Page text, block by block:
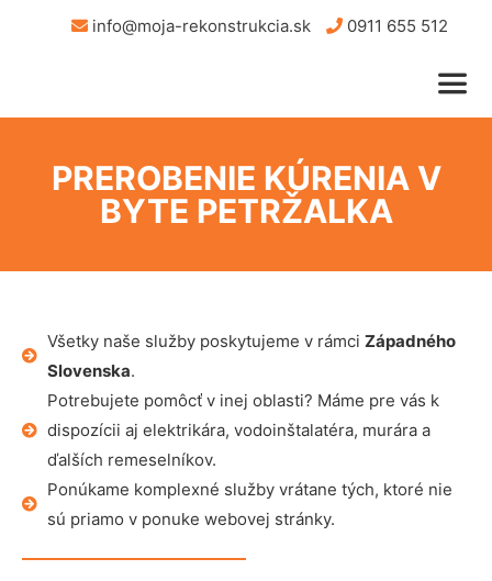
info@moja-rekonstrukcia.sk 0911 655 512
PREROBENIE KÚRENIA V
BYTE PETRŽALKA
Všetky naše služby poskytujeme v rámci Západného
Slovenska.
Potrebujete pomôcť v inej oblasti? Máme pre vás k
dispozícii aj elektrikára, vodoinštalatéra, murára a
ďalších remeselníkov.
Ponúkame komplexné služby vrátane tých, ktoré nie
sú priamo v ponuke webovej stránky.